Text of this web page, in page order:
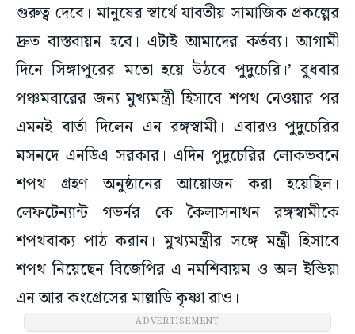
গুরুত্ব দেবে। মানুষের স্বার্থে যাবতীয় সামাজিক প্রকল্পের
দ্রুত বাস্তবায়ন হবে। এটাই আমাদের কর্তব্য। আগামী
দিনে সিঙ্গাপুরের মতো হয়ে উঠবে পুদুচেরি।’ বুধবার
পঞ্চমবারের জন্য মুখ্যমন্ত্রী হিসাবে শপথ নেওয়ার পর
এমনই বার্তা দিলেন এন রঙ্গস্বামী। এবারও পুদুচেরির
মসনদে এনডিএ সরকার। এদিন পুদুচেরির লোকভবনে
শপথ গ্রহণ অনুষ্ঠানের আয়োজন করা হয়েছিল।
লেফটেন্যান্ট গভর্নর কে কৈলাসনাথন রঙ্গস্বামীকে
শপথবাক্য পাঠ করান। মুখ্যমন্ত্রীর সঙ্গে মন্ত্রী হিসাবে
শপথ নিয়েছেন বিজেপির এ নমশিবায়ম ও অল ইন্ডিয়া
এন আর কংগ্রেসের মাল্লাডি কৃষ্ণা রাও।
ADVERTISEMENT